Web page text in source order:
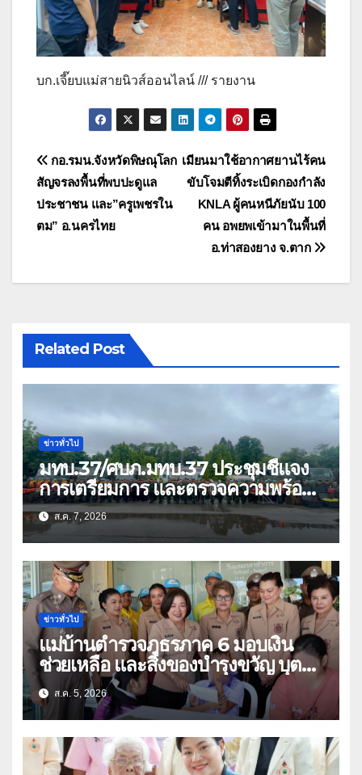
บก.เจี๊ยบแม่สายนิวส์ออนไลน์ /// รายงาน
แนะแนว
เรื่อง
เมียนมาใช้อากาศยานไร้คน
ขับโจมตีทิ้งระเบิดกองกำลัง
KNLA ผู้คนหนีภัยนับ 100
คน อพยพเข้ามาในพื้นที่
อ.ท่าสองยาง จ.ตาก
กอ.รมน.จังหวัดพิษณุโลก
สัญจรลงพื้นที่พบปะดูแล
ประชาชน และ”ครูเพชรใน
ตม” อ.นครไทย
Related Post
ข่าวทั่วไป
มทบ.37/ศบภ.มทบ.37 ประชุมชี้แจง
การเตรียมการ และตรวจความพร้อม
ด้านการบรรเทาสาธารณภัย
ส.ค. 7, 2026
ข่าวทั่วไป
แม่บ้านตำรวจภูธรภาค 6 มอบเงิน
ช่วยเหลือ และสิ่งของบำรุงขวัญ บุตร-
ธิดา ข้าราชการตำรวจจังหวัด
อุทัยธานี
ส.ค. 5, 2026